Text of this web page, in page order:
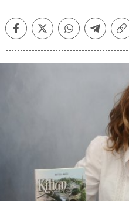
FacebookTwitterWhatsapp